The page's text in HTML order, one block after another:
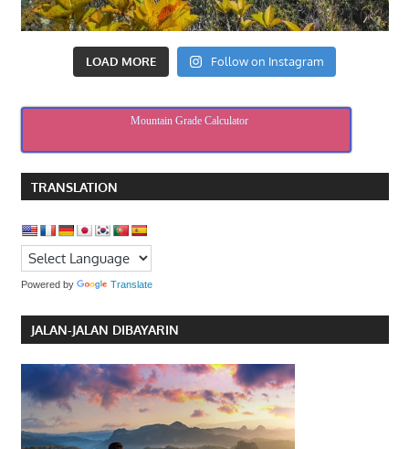
LOAD MORE Follow on Instagram
Mountain Grade Calculator
TRANSLATION
Powered by Translate
JALAN-JALAN DIBAYARIN